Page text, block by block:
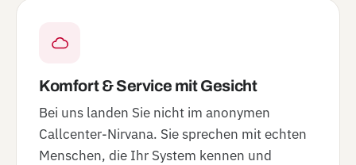
Komfort & Service mit Gesicht
Bei uns landen Sie nicht im anonymen
Callcenter-Nirvana. Sie sprechen mit echten
Menschen, die Ihr System kennen und